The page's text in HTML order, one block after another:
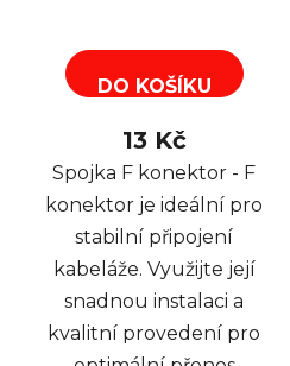
DO KOŠÍKU
13 Kč
Spojka F konektor - F
konektor je ideální pro
stabilní připojení
kabeláže. Využijte její
snadnou instalaci a
kvalitní provedení pro